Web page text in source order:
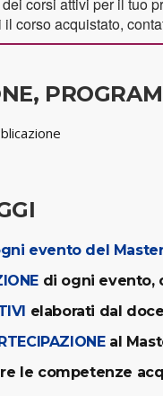
corsi attivi per il tuo
corso acquistato,
evento del
di ogni evento,
elaborati dal
al
le competenze